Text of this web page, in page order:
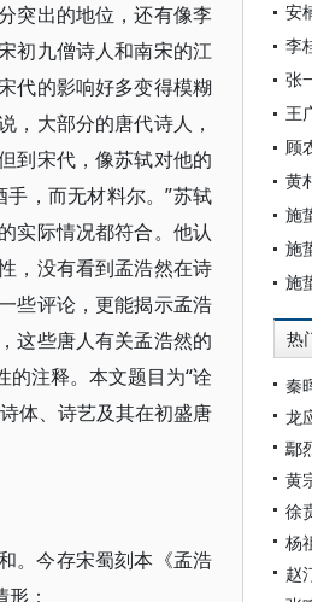
突出的地位，还有像李
初九僧诗人和南宋的江
代的影响好多变得模糊
，大部分的唐代诗人，
到宋代，像苏轼对他的
，而无材料尔。”苏轼
实际情况都符合。他认
，没有看到孟浩然在诗
些评论，更能揭示孟浩
这些唐人有关孟浩然的
注释。本文题目为“诠
体、诗艺及其在初盛唐
。今存宋蜀刻本《孟浩
：
王
顾
热
秦
龙
鄢
黄
徐
杨
赵